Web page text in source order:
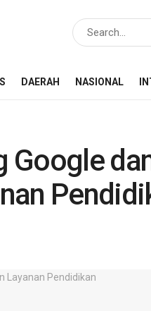
DAERAH NASIONAL
Google